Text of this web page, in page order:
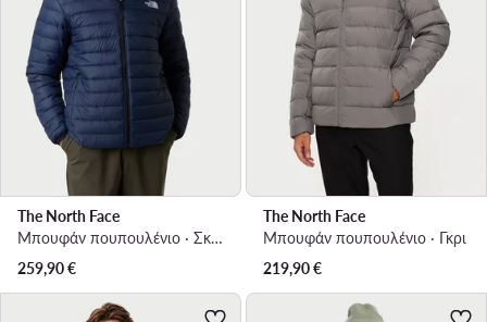
The North Face
Μπουφάν πουπουλένιο · Σκούρο μπλε
259,90€
The North Face
Μπουφάν πουπουλένιο · Γκρι
219,90€